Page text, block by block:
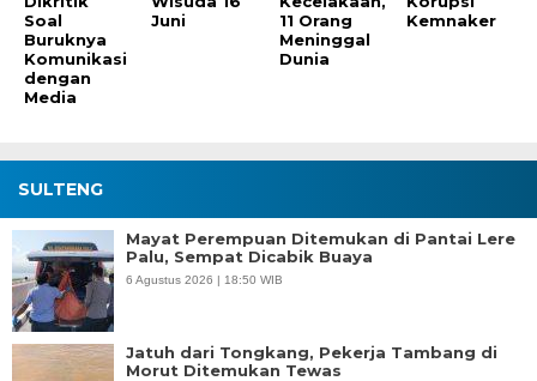
Soal
Buruknya
Komunikasi
dengan
Media
Juni
11 Orang
Meninggal
Dunia
Kemnaker
SULTENG
Mayat Perempuan Ditemukan di Pantai Lere
Palu, Sempat Dicabik Buaya
6 Agustus 2026 | 18:50 WIB
Jatuh dari Tongkang, Pekerja Tambang di
Morut Ditemukan Tewas